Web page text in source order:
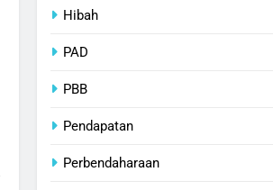
Hibah
PAD
PBB
Pendapatan
Perbendaharaan